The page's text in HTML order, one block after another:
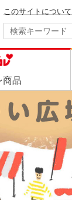
このサイトについて
商品